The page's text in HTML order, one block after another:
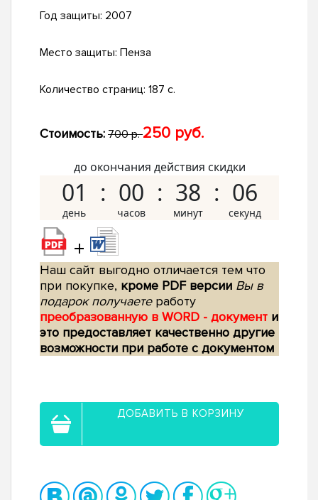
Год защиты: 2007
Место защиты: Пенза
Количество страниц: 187 с.
Стоимость: 700 р.250 руб.
до окончания действия скидки
01 00 38 05
+
Наш сайт выгодно отличается тем что
при покупке, кроме PDF версии Вы в
подарок получаетеработу
преобразованную в WORD - документ и
это предоставляет качественно другие
возможности при работе с документом
ДОБАВИТЬ В КОРЗИНУ